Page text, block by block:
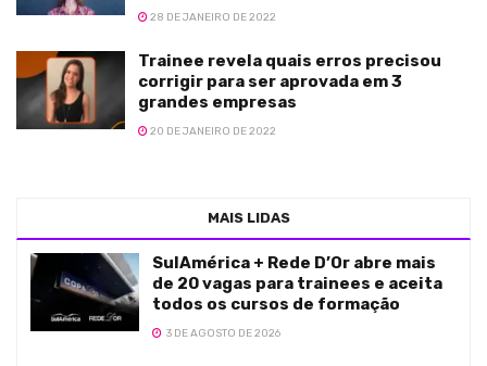
28 DE JANEIRO DE 2022
Trainee revela quais erros precisou
corrigir para ser aprovada em 3
grandes empresas
20 DE JANEIRO DE 2022
MAIS LIDAS
SulAmérica + Rede D’Or abre mais
de 20 vagas para trainees e aceita
todos os cursos de formação
3 DE AGOSTO DE 2026